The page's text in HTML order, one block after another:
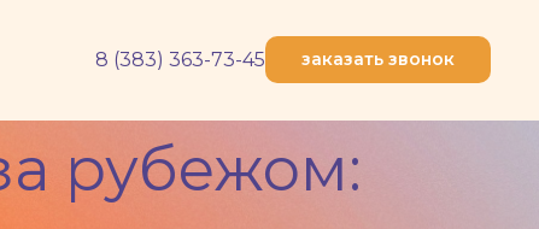
8 (383) 363-73-45 заказать звонок
рубежом: